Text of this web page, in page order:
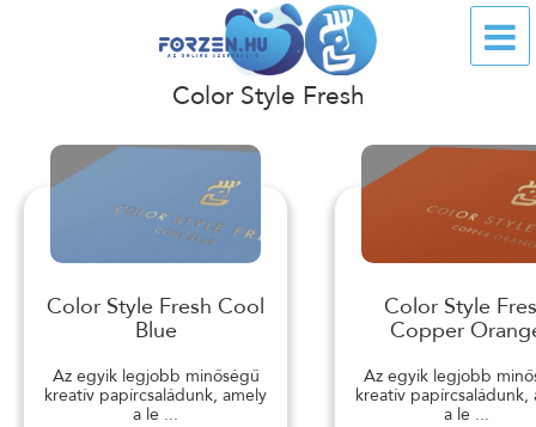
Color Style Fresh
Color Style Fresh Cool
Blue
Az egyik legjobb minőségű
kreatív papírcsaládunk, amely
a le ...
Color Style
Copper
Az egyik legjobb
kreatív papírcsaládunk,
a le ...